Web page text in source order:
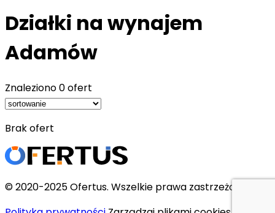
Działki na wynajem
Adamów
Znaleziono0 ofert
Brak ofert
© 2020-2025 Ofertus. Wszelkie prawa zastrzeżone.